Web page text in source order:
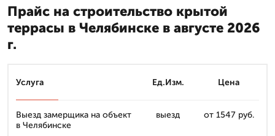
Прайс на строительство крытой
террасы в Челябинске в августе 2026
г.
Услуга Ед.Изм. Цена
Выезд замерщика на объект
в Челябинске
выезд от 1547 руб.